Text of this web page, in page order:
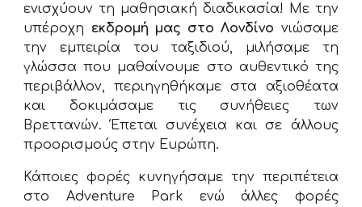
ενισχύουν τη μαθησιακή διαδικασία! Με την
υπέροχη εκδρομή μας στο Λονδίνο νιώσαμε
την εμπειρία του ταξιδιού, μιλήσαμε τη
γλώσσα που μαθαίνουμε στο αυθεντικό της
περιβάλλον, περιηγηθήκαμε στα αξιοθέατα
και δοκιμάσαμε τις συνήθειες των
Βρεττανών. Έπεται συνέχεια και σε άλλους
προορισμούς στην Ευρώπη.
Κάποιες φορές κυνηγήσαμε την περιπέτεια
στο Adventure Park ενώ άλλες φορές